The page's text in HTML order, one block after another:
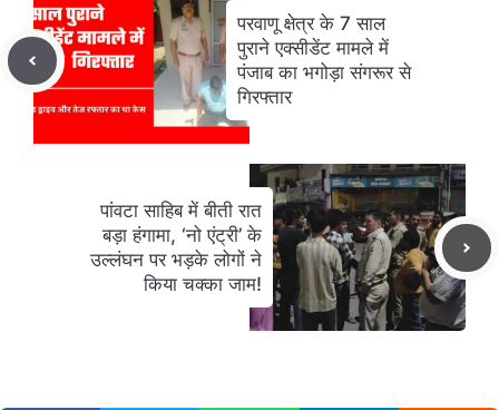
परवाणू क्षेत्र के 7 साल
पुराने एक्सीडेंट मामले में
पंजाब का भगोड़ा संगरूर से
गिरफ्तार
पांवटा साहिब में बीती रात
बड़ा हंगामा, ‘नो एंट्री’ के
उल्लंघन पर भड़के लोगों ने
किया चक्का जाम!